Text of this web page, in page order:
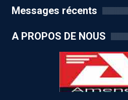
Messages récents
A PROPOS DE NOUS